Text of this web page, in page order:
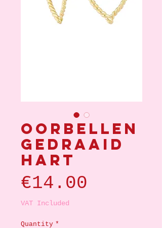
Oorbellen
gedraaid
hart
€14.00
VAT Included
Quantity *